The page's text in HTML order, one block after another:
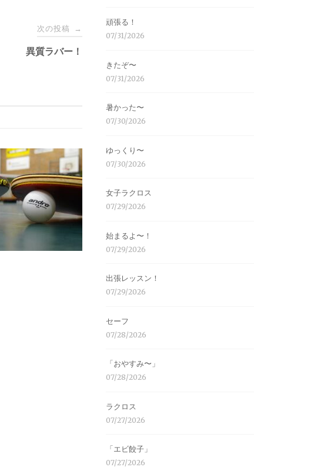
次の投稿 →
異質ラバー！
頑張る！
07/31/2026
きたぞ〜
07/31/2026
暑かった〜
07/30/2026
ゆっくり〜
07/30/2026
女子ラクロス
07/29/2026
始まるよ〜！
07/29/2026
出張レッスン！
07/29/2026
セーフ
07/28/2026
「おやすみ〜」
07/28/2026
ラクロス
07/27/2026
「エビ餃子」
07/27/2026